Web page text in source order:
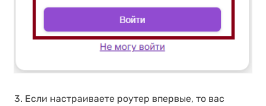
3. Если настраиваете роутер впервые, то вас